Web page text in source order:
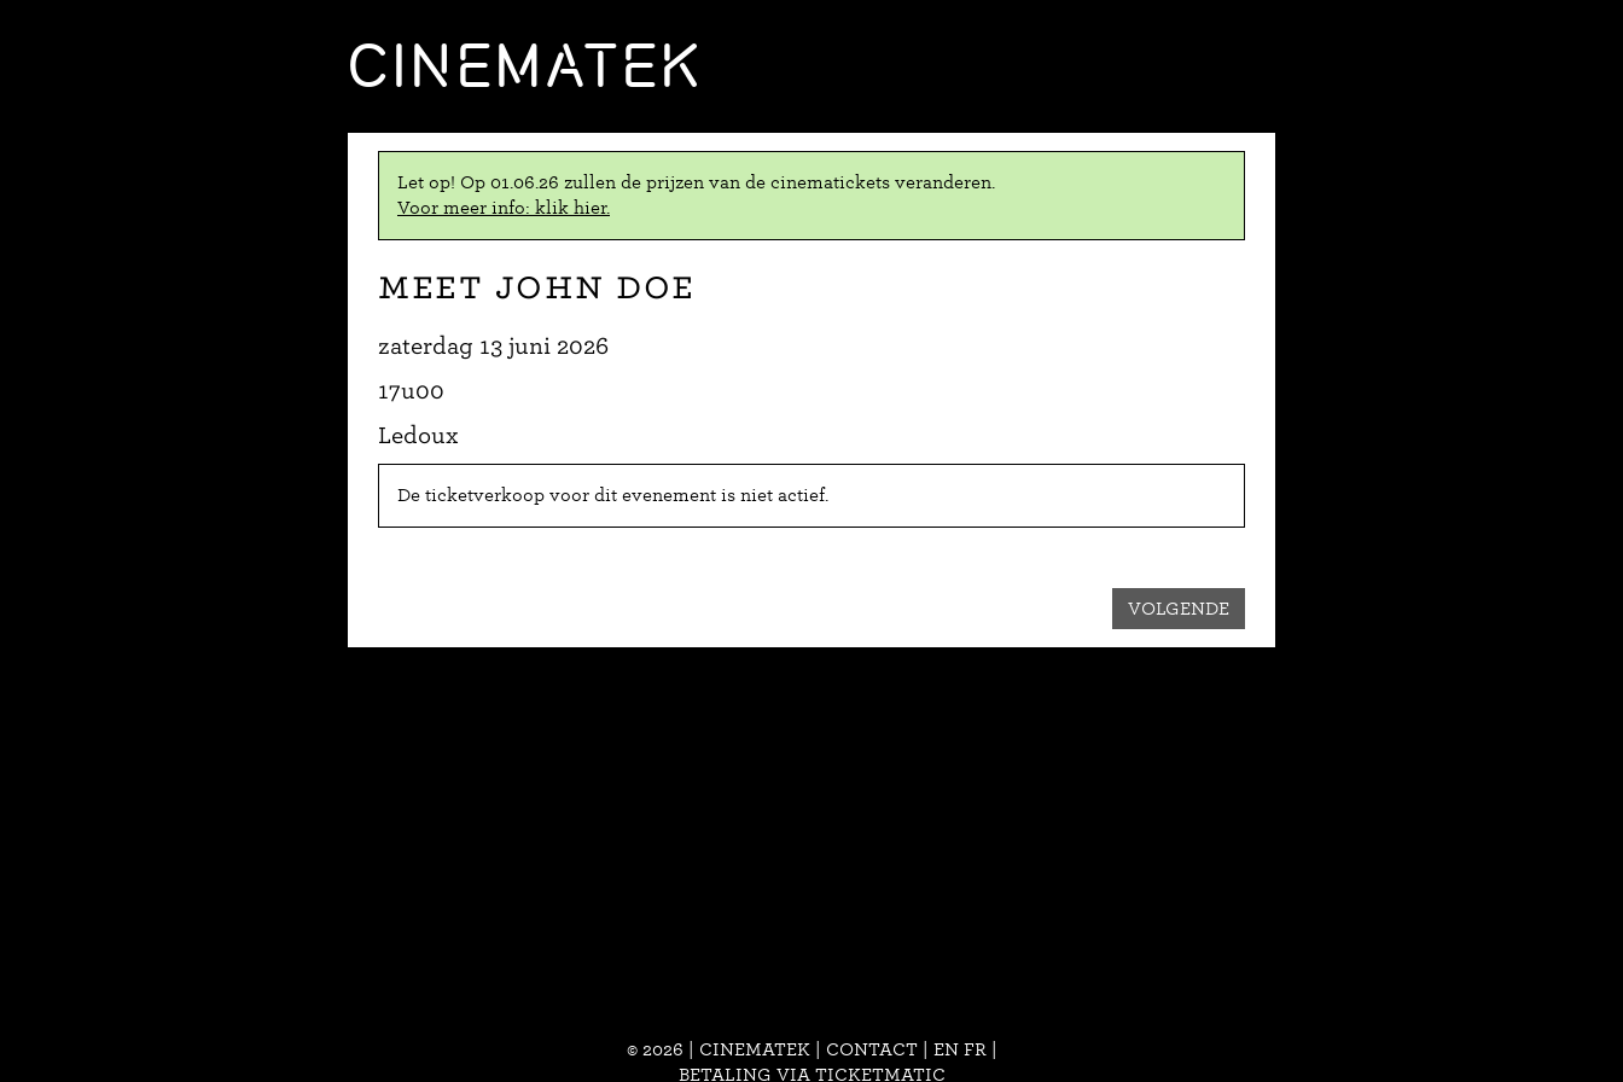
CINEMATEK
Let op! Op 01.06.26 zullen de prijzen van de cinematickets veranderen.
Voor meer info: klik hier.
Meet John Doe
zaterdag 13 juni 2026
17u00
Ledoux
De ticketverkoop voor dit evenement is niet actief.
VOLGENDE
© 2026 | CINEMATEK | CONTACT| EN FR
BETALING VIA TICKETMATIC